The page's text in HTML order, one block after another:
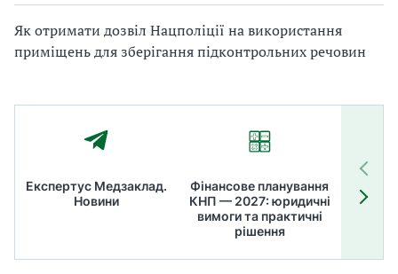
Як отримати дозвіл Нацполіції на використання
приміщень для зберігання підконтрольних речовин
Експертус Медзаклад.
Новини
Фінансове планування
КНП — 2027: юридичні
вимоги та практичні
рішення